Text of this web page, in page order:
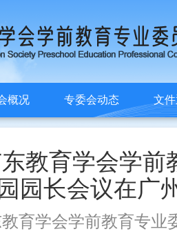
概况 专委会动态 文
教育学会学前
园长会议在广
育学会学前教育专